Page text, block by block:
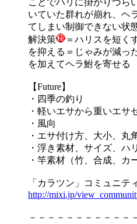
ことでハリに掛かりづら
いていた群れが崩れ、ヘ
てしまい制御できない状
解決策
＝ハリスを短く
を抑える＝じゃみが減っ
を加えてヘラ鮒を寄せる
【Future】
・四季の釣り
・軽いエサから重いエサ
・風向
・エサ付け方、大小、丸
・浮き素材、サイズ、ハ
・竿素材（竹、合成、カ
「カラツン」コミュニテ
http://mixi.jp/view_communit
－－－－－－－－－－